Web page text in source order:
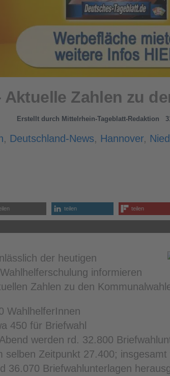
Aktuelle Zahlen zu
Erstellt durch Mittelrhein-Tageblatt-Redaktion
, Deutschland-News, Hannover,
teilen teilen
der heutigen
informieren
Zahlen zu den
WahlhelferInnen
450 für Briefwahl
werden rd. 32.800
selben Zeitpunkt 27.400;
36.070 Briefwahlunterlagen